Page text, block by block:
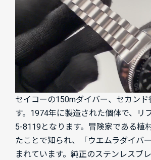
セイコーの150mダイバー、セカンド
す。1974年に製造された個体で、リ
5-8119となります。冒険家である植
たことで知られ、「ウエムラダイバ
まれています。純正のステンレスブ